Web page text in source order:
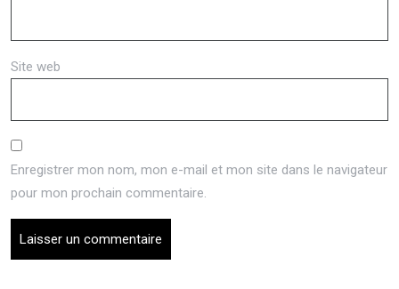
Site web
Enregistrer mon nom, mon e-mail et mon site dans le navigateur
pour mon prochain commentaire.